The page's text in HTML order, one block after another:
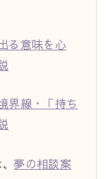
る意味を心
界線・「持ち
夢の相談案